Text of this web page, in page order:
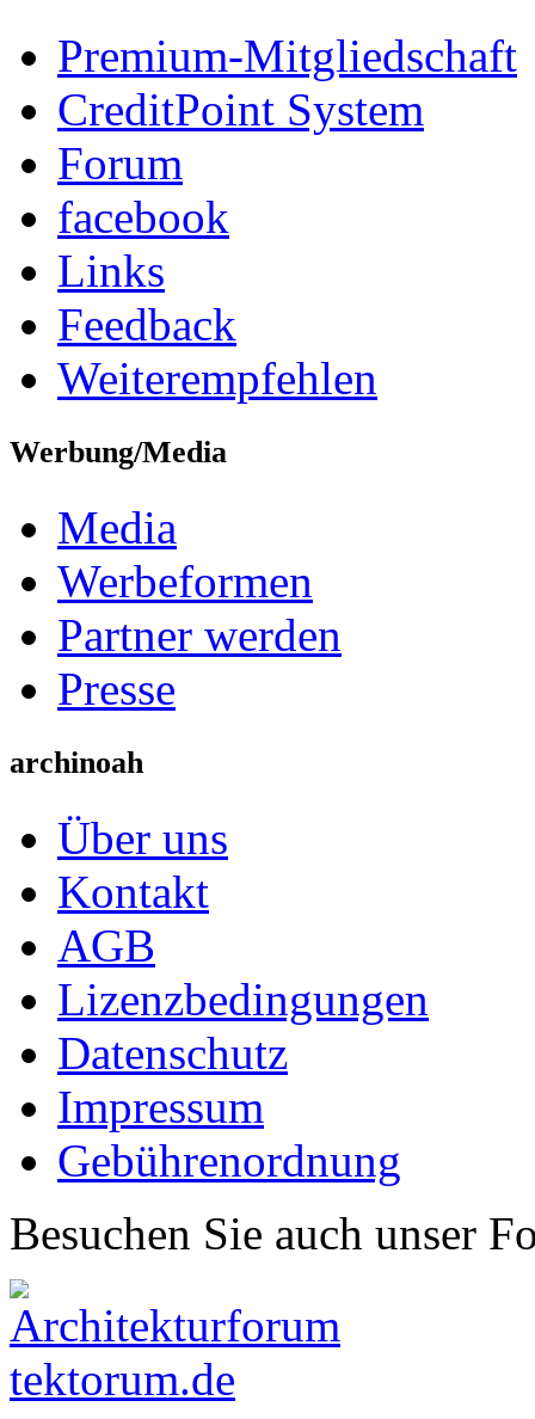
Premium-Mitgliedschaft
CreditPoint System
Forum
facebook
Links
Feedback
Weiterempfehlen
Werbung/Media
Media
Werbeformen
Partner werden
Presse
archinoah
Über uns
Kontakt
AGB
Lizenzbedingungen
Datenschutz
Impressum
Gebührenordnung
Besuchen Sie auch unser